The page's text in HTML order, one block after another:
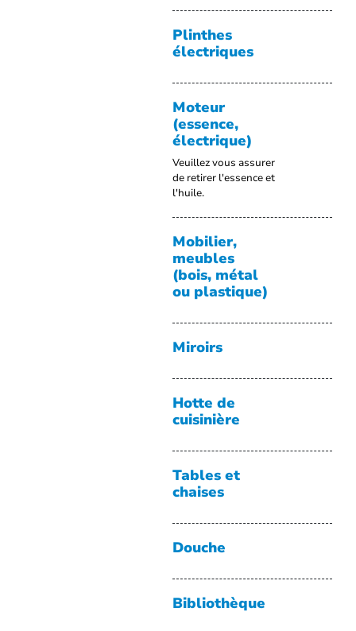
Plinthes
électriques
Moteur
(essence,
électrique)
Veuillez vous assurer
de retirer l'essence et
l'huile.
Mobilier,
meubles
(bois, métal
ou plastique)
Miroirs
Hotte de
cuisinière
Tables et
chaises
Douche
Bibliothèque